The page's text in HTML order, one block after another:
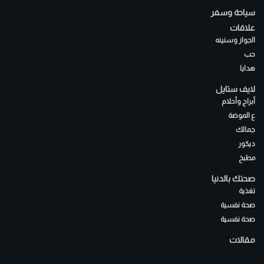
سياحة وسفر
علاقات
الجواز وسنينه
حب
هدايا
لايف ستايل
أبراج وأحلام
ع الموضة
جمالك
ديكور
مطبخ
صحتك بالدنيا
تغذية
صحة نفسية
صحة نفسية
مقالات